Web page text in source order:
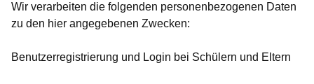
Wir verarbeiten die folgenden personenbezogenen Daten
zu den hier angegebenen Zwecken:
Benutzerregistrierung und Login bei Schülern und Eltern